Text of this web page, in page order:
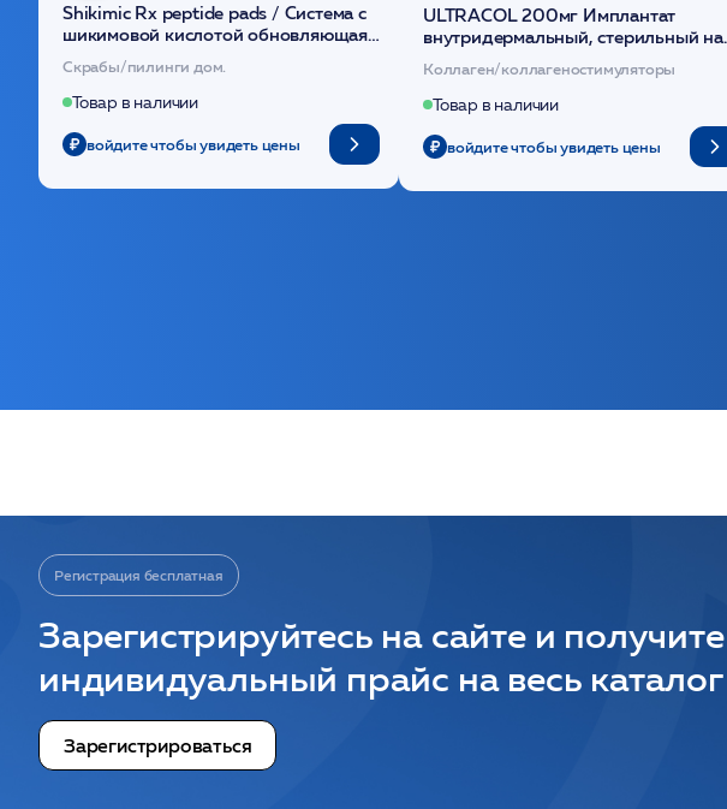
Shikimic Rx peptide pads / Cистема с
шикимовой кислотой обновляющая
(30шт) /HP
Скрабы/пилинги дом.
Товар в наличии
войдите чтобы увидеть цены
ULTRACOL 200мг Имплантат
внутридермальный, стерильный на
основе полидиоксанона /ULTRACOL
Коллаген/коллагеностимуляторы
Товар в наличии
войдите чтобы увидеть цены
Регистрация бесплатная
Зарегистрируйтесь на сайте и получите
индивидуальный прайс на весь каталог
Зарегистрироваться